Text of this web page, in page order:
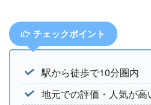
チェックポイント
駅から徒歩で10分圏内
地元での評価・人気が高